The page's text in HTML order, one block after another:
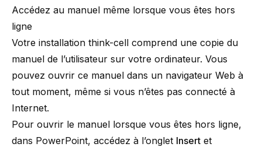
Accédez au manuel même lorsque vous êtes hors
ligne
Votre installation think-cell comprend une copie du
manuel de l’utilisateur sur votre ordinateur. Vous
pouvez ouvrir ce manuel dans un navigateur Web à
tout moment, même si vous n’êtes pas connecté à
Internet.
Pour ouvrir le manuel lorsque vous êtes hors ligne,
dans PowerPoint, accédez à l’onglet Insert et